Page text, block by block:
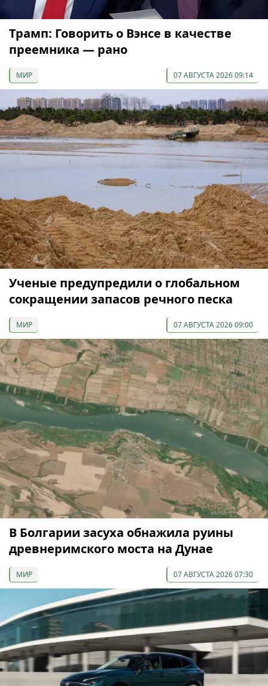
Трамп: Говорить о Вэнсе в качестве
преемника — рано
МИР 07 АВГУСТА 2026 09:14
Ученые предупредили о глобальном
сокращении запасов речного песка
МИР 07 АВГУСТА 2026 09:00
В Болгарии засуха обнажила руины
древнеримского моста на Дунае
МИР 07 АВГУСТА 2026 07:30